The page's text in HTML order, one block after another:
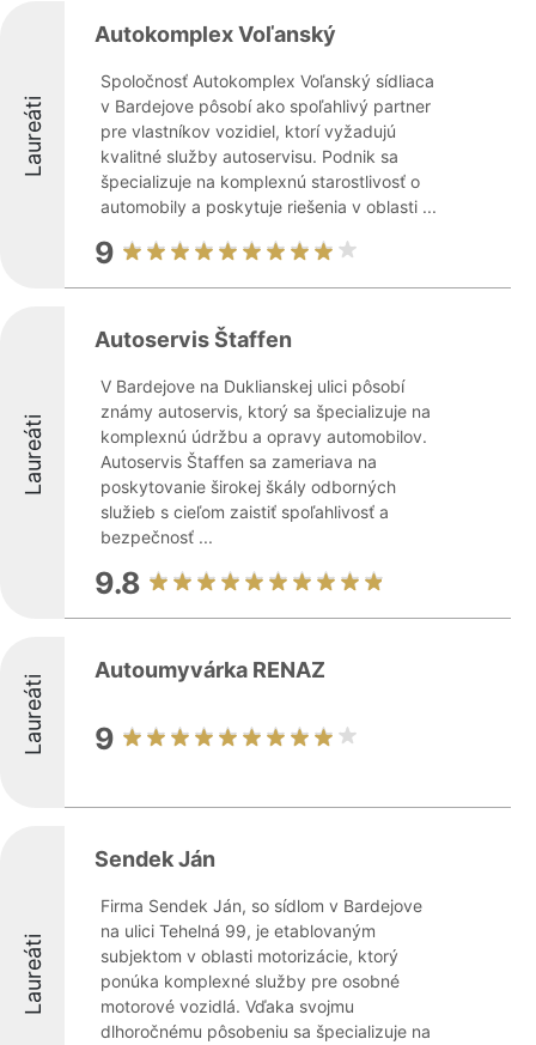
Laureáti
Autokomplex Voľanský
Spoločnosť Autokomplex Voľanský sídliaca
v Bardejove pôsobí ako spoľahlivý partner
pre vlastníkov vozidiel, ktorí vyžadujú
kvalitné služby autoservisu. Podnik sa
špecializuje na komplexnú starostlivosť o
automobily a poskytuje riešenia v oblasti ...
9
Laureáti
Autoservis Štaffen
V Bardejove na Duklianskej ulici pôsobí
známy autoservis, ktorý sa špecializuje na
komplexnú údržbu a opravy automobilov.
Autoservis Štaffen sa zameriava na
poskytovanie širokej škály odborných
služieb s cieľom zaistiť spoľahlivosť a
bezpečnosť ...
9.8
Laureáti
Autoumyvárka RENAZ
9
Laureáti
Sendek Ján
Firma Sendek Ján, so sídlom v Bardejove
na ulici Tehelná 99, je etablovaným
subjektom v oblasti motorizácie, ktorý
ponúka komplexné služby pre osobné
motorové vozidlá. Vďaka svojmu
dlhoročnému pôsobeniu sa špecializuje na